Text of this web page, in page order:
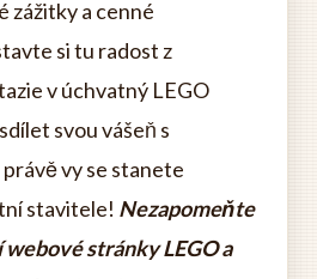
zážitky a cenné
si tu radost z
v úchvatný LEGO
svou vášeň s
vy se stanete
stavitele! Nezapomeňte
stránky LEGO a